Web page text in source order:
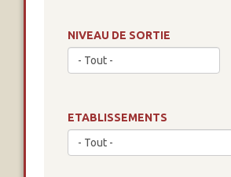
NIVEAU DE SORTIE
ETABLISSEMENTS